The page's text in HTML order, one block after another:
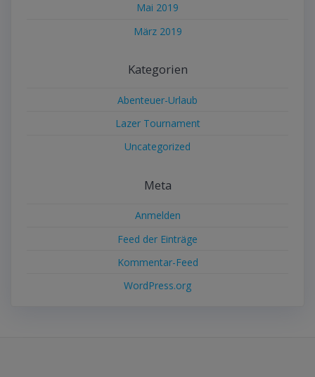
Mai 2019
März 2019
Kategorien
Abenteuer-Urlaub
Lazer Tournament
Uncategorized
Meta
Anmelden
Feed der Einträge
Kommentar-Feed
WordPress.org